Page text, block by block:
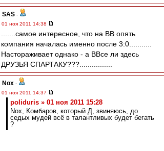
SAS -
01 ноя 2011 14:38
.......самое интересное, что на ВВ опять
компания началась именно после 3:0...........
Настораживает однако - а ВВсе ли здесь
ДРУЗЬЯ СПАРТАКУ???................
Nox -
01 ноя 2011 14:37
poliduris » 01 ноя 2011 15:28
Nox, Комбаров, который Д, звиняюсь, до
седых мудей всё в талантливых будет бегать
?